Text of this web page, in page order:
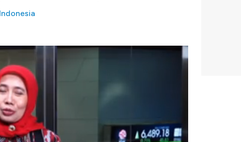
Syariah DJPPR Kementerian Keuangan, Dwi Irianti
sukuk ritel SR-011 yang diterbitkan
Rp 10 Triliun. Dwi juga menyebut nantinya
untuk membiayai program infrastruktur
bersama Direktur Pembiayaan Syariah DJPPR
dalam Closing Bell CNBC Indonesia (Jumat,